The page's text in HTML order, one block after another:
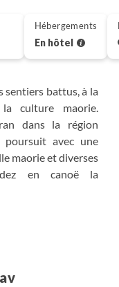
sentiers battus, à la
culture maorie.
dans la région
poursuit avec une
maorie et diverses
en canoë la
parc national
Hébergements
En hôtel